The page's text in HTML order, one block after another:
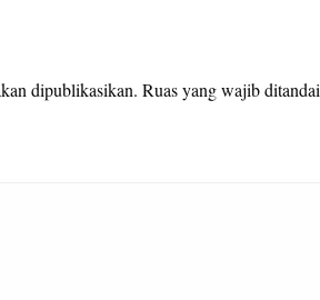
dipublikasikan. Ruas yang wajib ditandai